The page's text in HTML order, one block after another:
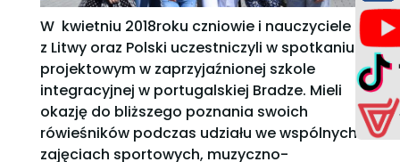
W kwietniu 2018roku czniowie i nauczyciele
z Litwy oraz Polski uczestniczyli w spotkaniu
projektowym w zaprzyjaźnionej szkole
integracyjnej w portugalskiej Bradze. Mieli
okazję do bliższego poznania swoich
rówieśników podczas udziału we wspólnych
zajęciach sportowych, muzyczno-